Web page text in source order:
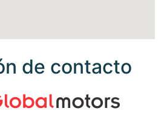
de contacto